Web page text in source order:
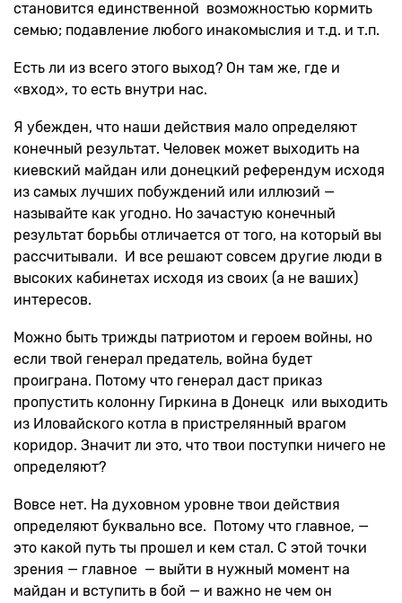
становится единственной возможностью кормить
семью; подавление любого инакомыслия и т.д. и т.п.
Есть ли из всего этого выход? Он там же, где и
«вход», то есть внутри нас.
Я убежден, что наши действия мало определяют
конечный результат. Человек может выходить на
киевский майдан или донецкий референдум исходя
из самых лучших побуждений или иллюзий —
называйте как угодно. Но зачастую конечный
результат борьбы отличается от того, на который вы
рассчитывали. И все решают совсем другие люди в
высоких кабинетах исходя из своих (а не ваших)
интересов.
Можно быть трижды патриотом и героем войны, но
если твой генерал предатель, война будет
проиграна. Потому что генерал даст приказ
пропустить колонну Гиркина в Донецк или выходить
из Иловайского котла в пристрелянный врагом
коридор. Значит ли это, что твои поступки ничего не
определяют?
Вовсе нет. На духовном уровне твои действия
определяют буквально все. Потому что главное, —
это какой путь ты прошел и кем стал. С этой точки
зрения — главное — выйти в нужный момент на
майдан и вступить в бой — и важно не чем он